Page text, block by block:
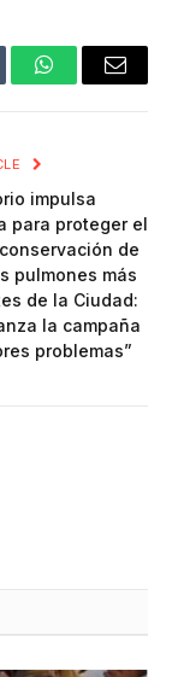
WhatsAppEmail
impulsa
para proteger el
de
pulmones más
de la Ciudad:
la campaña
problemas”